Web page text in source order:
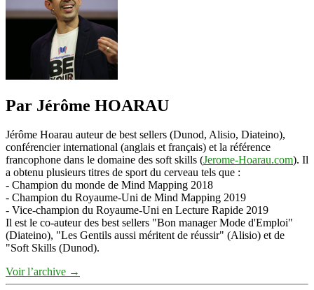
Par Jérôme HOARAU
Jérôme Hoarau auteur de best sellers (Dunod, Alisio, Diateino),
conférencier international (anglais et français) et la référence
francophone dans le domaine des soft skills (Jerome-Hoarau.com). Il
a obtenu plusieurs titres de sport du cerveau tels que :
- Champion du monde de Mind Mapping 2018
- Champion du Royaume-Uni de Mind Mapping 2019
- Vice-champion du Royaume-Uni en Lecture Rapide 2019
Il est le co-auteur des best sellers "Bon manager Mode d'Emploi"
(Diateino), "Les Gentils aussi méritent de réussir" (Alisio) et de
"Soft Skills (Dunod).
Voir l’archive →